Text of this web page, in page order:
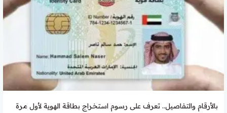
بالأرقام والتفاصيل.. تعرف على رسوم استخراج بطاقة الهوية لأول مرة